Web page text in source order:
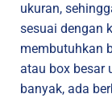
ukuran,
sesuai dengan
membutuhkan
atau box besar
banyak, ada